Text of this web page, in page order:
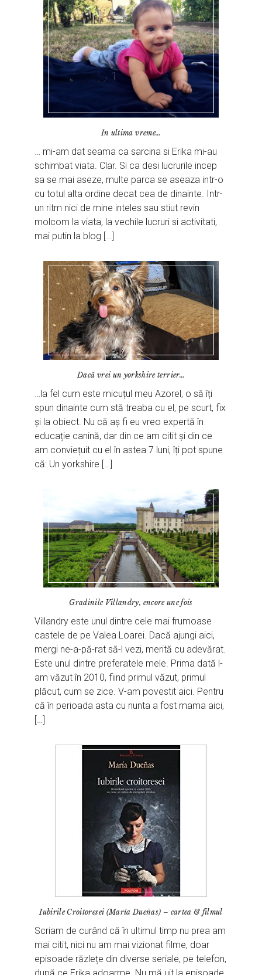
In ultima vreme…
… mi-am dat seama ca sarcina si Erika mi-au
schimbat viata. Clar. Si ca desi lucrurile incep
sa se mai aseze, multe parca se aseaza intr-o
cu totul alta ordine decat cea de dinainte. Intr-
un ritm nici de mine inteles sau stiut revin
molcom la viata, la vechile lucruri si activitati,
mai putin la blog […]
Dacă vrei un yorkshire terrier…
…la fel cum este micuțul meu Azorel, o să îți
spun dinainte cum stă treaba cu el, pe scurt, fix
și la obiect. Nu că aș fi eu vreo expertă în
educație canină, dar din ce am citit și din ce
am conviețuit cu el în astea 7 luni, îți pot spune
că: Un yorkshire […]
Gradinile Villandry, encore une fois
Villandry este unul dintre cele mai frumoase
castele de pe Valea Loarei. Dacă ajungi aici,
mergi ne-a-pă-rat să-l vezi, merită cu adevărat.
Este unul dintre preferatele mele. Prima dată l-
am văzut în 2010, fiind primul văzut, primul
plăcut, cum se zice. V-am povestit aici. Pentru
că în perioada asta cu nunta a fost mama aici,
[…]
Iubirile Croitoresei (María Dueñas) – cartea & filmul
Scriam de curând că în ultimul timp nu prea am
mai citit, nici nu am mai vizionat filme, doar
episoade răzlețe din diverse seriale, pe telefon,